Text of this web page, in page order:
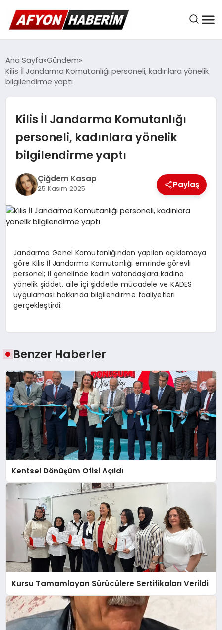
AFYON HABER
GÜNDEM
DÜNYA
MAGAZIN
TEKNOLOJI
Ana Sayfa Gündem
Kilis İl Jandarma Komutanlığı personeli, kadınlara yönelik
bilgilendirme yaptı
Kilis İl Jandarma Komutanlığı
personeli, kadınlara yönelik
bilgilendirme yaptı
Çiğdem Kasap
25 Kasım 2025 Paylaş
Jandarma Genel Komutanlığından yapılan açıklamaya
göre Kilis İl Jandarma Komutanlığı emrinde görevli
personel; il genelinde kadın vatandaşlara kadına
yönelik şiddet, aile içi şiddetle mücadele ve KADES
uygulaması hakkında bilgilendirme faaliyetleri
gerçekleştirdi.
Benzer Haberler
Kentsel Dönüşüm Ofisi Açıldı
Kursu Tamamlayan Sürücülere Sertifikaları Verildi